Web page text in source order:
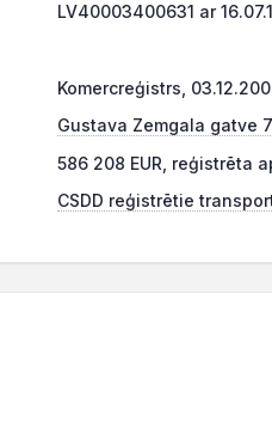
LV40003400631 ar
Komercreģistrs,
Gustava Zemgala gatve
586 208 EUR, reģistrēta
CSDD reģistrētie